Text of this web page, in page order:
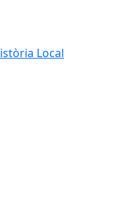
Local